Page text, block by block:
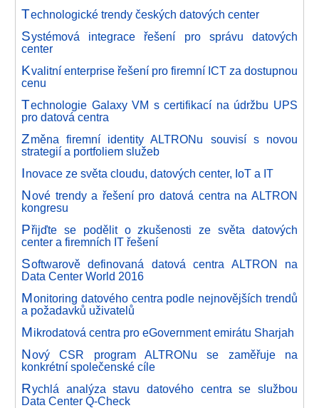
Technologické trendy českých datových center
Systémová integrace řešení pro správu datových
center
Kvalitní enterprise řešení pro firemní ICT za dostupnou
cenu
Technologie Galaxy VM s certifikací na údržbu UPS
pro datová centra
Změna firemní identity ALTRONu souvisí s novou
strategií a portfoliem služeb
Inovace ze světa cloudu, datových center, IoT a IT
Nové trendy a řešení pro datová centra na ALTRON
kongresu
Přijďte se podělit o zkušenosti ze světa datových
center a firemních IT řešení
Softwarově definovaná datová centra ALTRON na
Data Center World 2016
Monitoring datového centra podle nejnovějších trendů
a požadavků uživatelů
Mikrodatová centra pro eGovernment emirátu Sharjah
Nový CSR program ALTRONu se zaměřuje na
konkrétní společenské cíle
Rychlá analýza stavu datového centra se službou
Data Center Q-Check